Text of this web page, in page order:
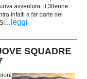
avventura: il 38enne
infatti a far parte del
... leggi
SQUADRE